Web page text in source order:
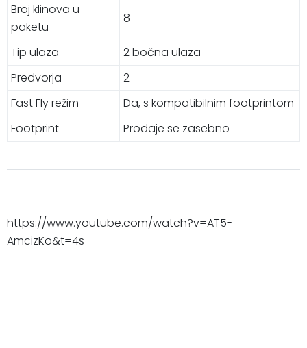
Broj klinova u
paketu
8
Tip ulaza
2 bočna ulaza
Predvorja
2
Fast Fly režim
Da, s kompatibilnim footprintom
Footprint
Prodaje se zasebno
https://www.youtube.com/watch?v=AT5-
AmcizKo&t=4s